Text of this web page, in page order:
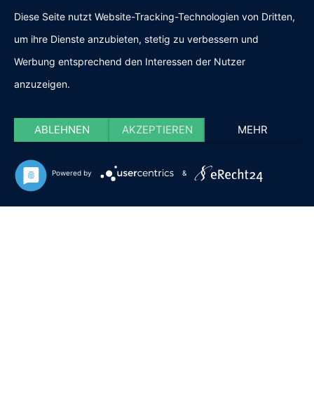
Diese Seite nutzt Website-Tracking-Technologien von Dritten,
um ihre Dienste anzubieten, stetig zu verbessern und
Werbung entsprechend den Interessen der Nutzer
anzuzeigen.
ABLEHNEN AKZEPTIEREN MEHR
Powered by &